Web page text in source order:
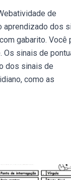
de
aprendizado dos
gabarito. Você
Os sinais de
dos sinais de
como as